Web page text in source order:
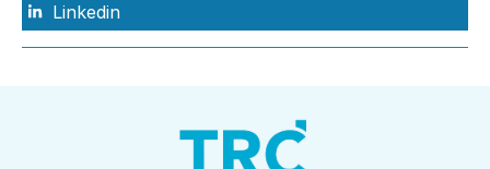
Linkedin